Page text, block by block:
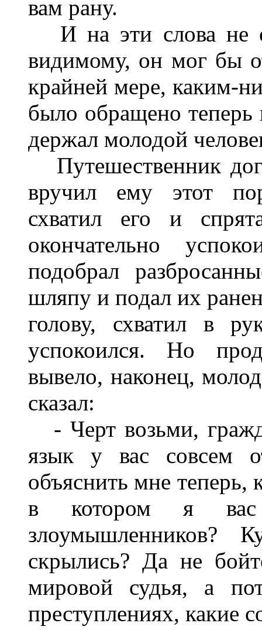
вам рану.
И на эти слова не
видимому, он мог бы
крайней мере, каким-
было обращено
держал молодой
Путешественник
вручил ему этот
схватил его и
окончательно
подобрал
шляпу и подал их
голову, схватил в
успокоился. Но
вывело, наконец,
сказал:
- Черт возьми,
язык у вас совсем
объяснить мне теперь,
в котором я
злоумышленников?
скрылись? Да не
мировой судья, а
преступлениях, какие